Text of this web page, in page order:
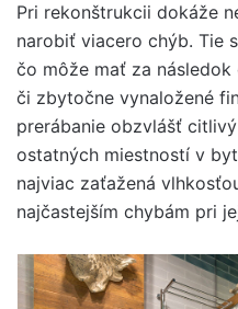
Pri rekonštrukcii dokáže
narobiť viacero chýb. Tie
čo môže mať za
či zbytočne vynaložené
prerábanie obzvlášť
ostatných miestností v
najviac zaťažená
najčastejším chybám pri